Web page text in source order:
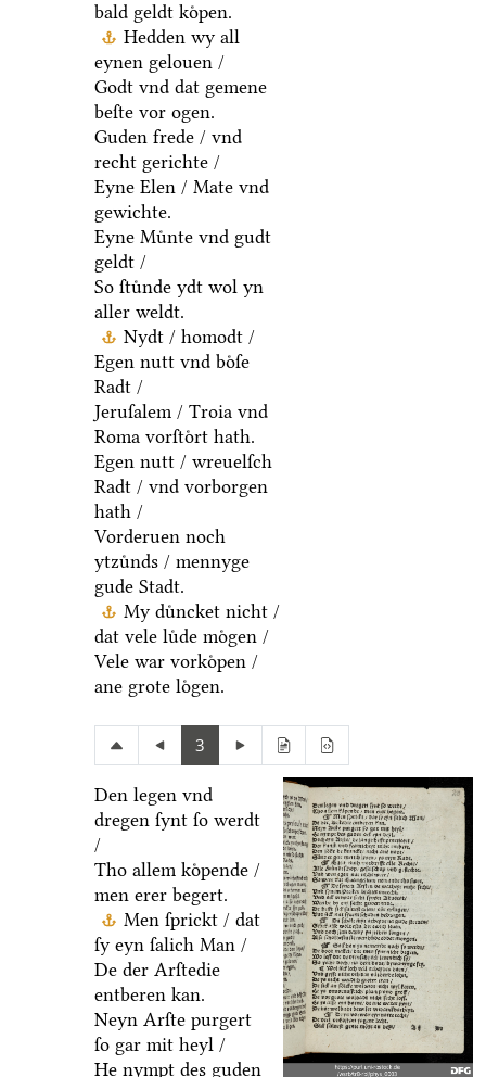
bald geldt koͤpen.
Hedden wy all
eynen gelouen /
Godt vnd dat gemene
beſte vor ogen.
Guden frede / vnd
recht gerichte /
Eyne Elen / Mate vnd
gewichte.
Eyne Muͤnte vnd gudt
geldt /
So ſtuͤnde ydt wol yn
aller weldt.
Nydt / homodt /
Egen nutt vnd boͤſe
Radt /
Jeruſalem / Troia vnd
Roma vorſtoͤrt hath.
Egen nutt / wreuelſch
Radt / vnd vorborgen
hath /
Vorderuen noch
ytzuͤnds / mennyge
gude Stadt.
My duͤncket nicht /
dat vele luͤde moͤgen /
Vele war vorkoͤpen /
ane grote loͤgen.
3
Den legen vnd
dregen ſynt ſo werdt
/
Tho allem koͤpende /
men erer begert.
Men ſprickt / dat
ſy eyn ſalich Man /
De der Arſtedie
entberen kan.
Neyn Arſte purgert
ſo gar mit heyl /
He nympt des guden